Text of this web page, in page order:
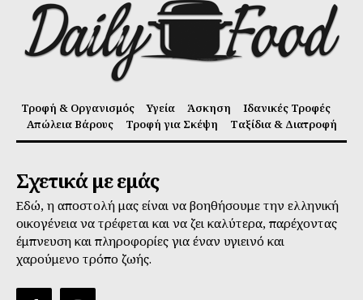
Τροφή & Οργανισμός Υγεία Άσκηση
Ιδανικές Τροφές
Απώλεια Βάρους
Τροφή για Σκέψη Ταξίδια & Διατροφή
Σχετικά με εμάς
Εδώ, η αποστολή μας είναι να βοηθήσουμε την ελληνική
οικογένεια να τρέφεται και να ζει καλύτερα, παρέχοντας
έμπνευση και πληροφορίες για έναν υγιεινό και
χαρούμενο τρόπο ζωής.